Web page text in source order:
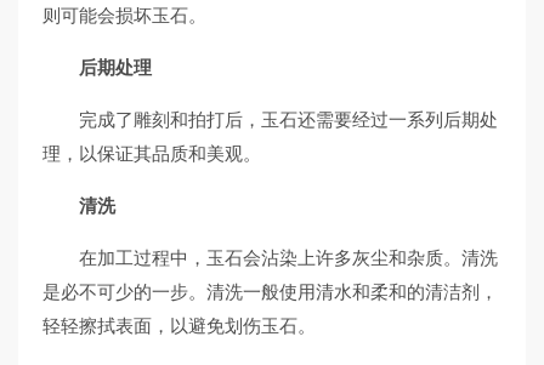
则可能会损坏玉石。
后期处理
完成了雕刻和拍打后，玉石还需要经过一系列后期处
理，以保证其品质和美观。
清洗
在加工过程中，玉石会沾染上许多灰尘和杂质。清洗
是必不可少的一步。清洗一般使用清水和柔和的清洁剂，
轻轻擦拭表面，以避免划伤玉石。